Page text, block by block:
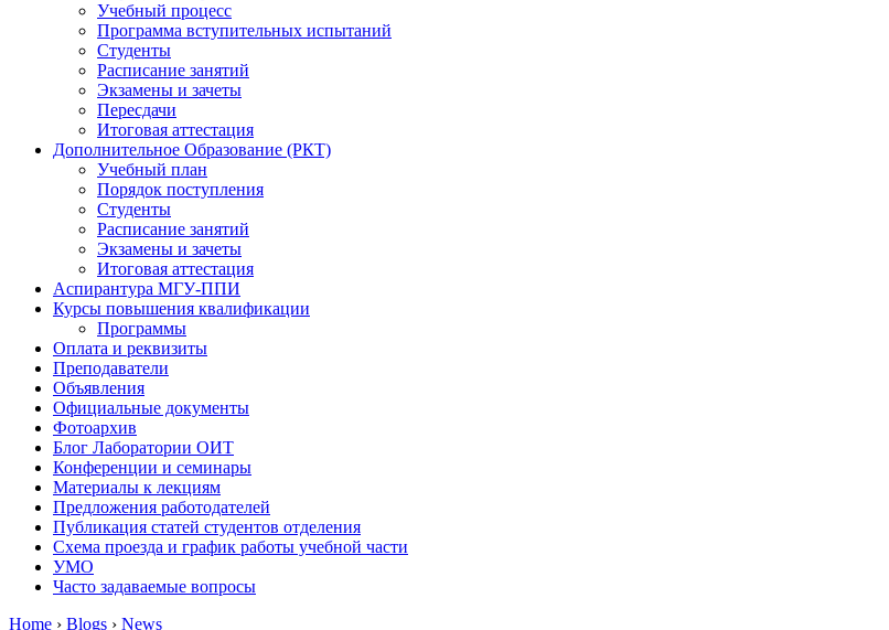
Учебный процесс
Программа вступительных испытаний
Студенты
Расписание занятий
Экзамены и зачеты
Пересдачи
Итоговая аттестация
Дополнительное Образование (РКТ)
Учебный план
Порядок поступления
Студенты
Расписание занятий
Экзамены и зачеты
Итоговая аттестация
Аспирантура МГУ-ППИ
Курсы повышения квалификации
Программы
Оплата и реквизиты
Преподаватели
Объявления
Официальные документы
Фотоархив
Блог Лаборатории ОИТ
Конференции и семинары
Материалы к лекциям
Предложения работодателей
Публикация статей студентов отделения
Схема проезда и график работы учебной части
УМО
Часто задаваемые вопросы
Home › Blogs › News